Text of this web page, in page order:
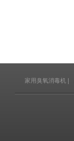
家用臭氧消毒机